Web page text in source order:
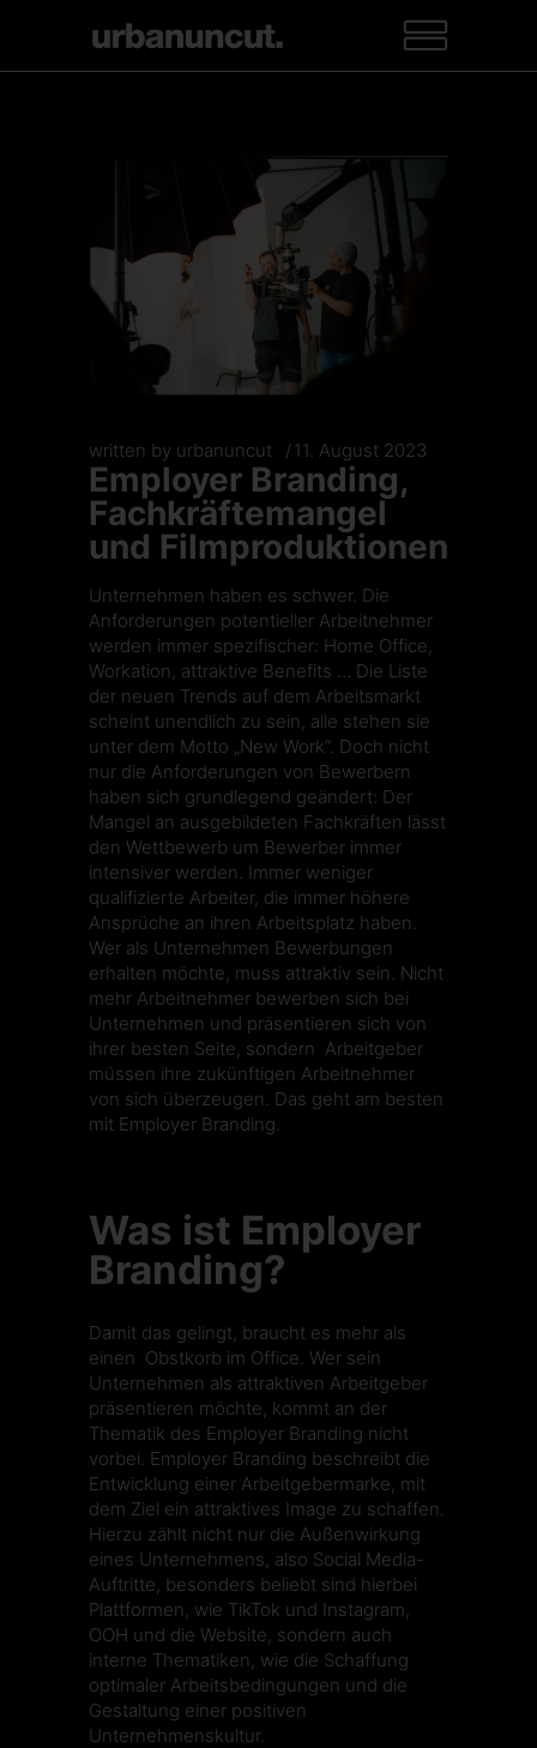
written by urbanuncut 11. August 2023
Employer Branding,
Fachkräftemangel
und Filmproduktionen
Unternehmen haben es schwer. Die
Anforderungen potentieller Arbeitnehmer
werden immer spezifischer: Home Office,
Workation, attraktive Benefits … Die Liste
der neuen Trends auf dem Arbeitsmarkt
scheint unendlich zu sein, alle stehen sie
unter dem Motto „New Work“. Doch nicht
nur die Anforderungen von Bewerbern
haben sich grundlegend geändert: Der
Mangel an ausgebildeten Fachkräften lässt
den Wettbewerb um Bewerber immer
intensiver werden. Immer weniger
qualifizierte Arbeiter, die immer höhere
Ansprüche an ihren Arbeitsplatz haben.
Wer als Unternehmen Bewerbungen
erhalten möchte, muss attraktiv sein. Nicht
mehr Arbeitnehmer bewerben sich bei
Unternehmen und präsentieren sich von
ihrer besten Seite, sondern Arbeitgeber
müssen ihre zukünftigen Arbeitnehmer
von sich überzeugen. Das geht am besten
mit Employer Branding.
Was ist Employer
Branding?
Damit das gelingt, braucht es mehr als
einen Obstkorb im Office. Wer sein
Unternehmen als attraktiven Arbeitgeber
präsentieren möchte, kommt an der
Thematik des Employer Branding nicht
vorbei. Employer Branding beschreibt die
Entwicklung einer Arbeitgebermarke, mit
dem Ziel ein attraktives Image zu schaffen.
Hierzu zählt nicht nur die Außenwirkung
eines Unternehmens, also Social Media-
Auftritte, besonders beliebt sind hierbei
Plattformen, wie TikTok und Instagram,
OOH und die Website, sondern auch
interne Thematiken, wie die Schaffung
optimaler Arbeitsbedingungen und die
Gestaltung einer positiven
Unternehmenskultur.